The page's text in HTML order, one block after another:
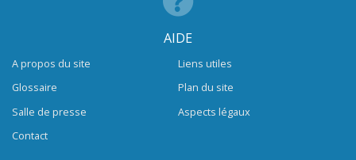
AIDE
A propos du site
Glossaire
Salle de presse
Contact
Liens utiles
Plan du site
Aspects légaux